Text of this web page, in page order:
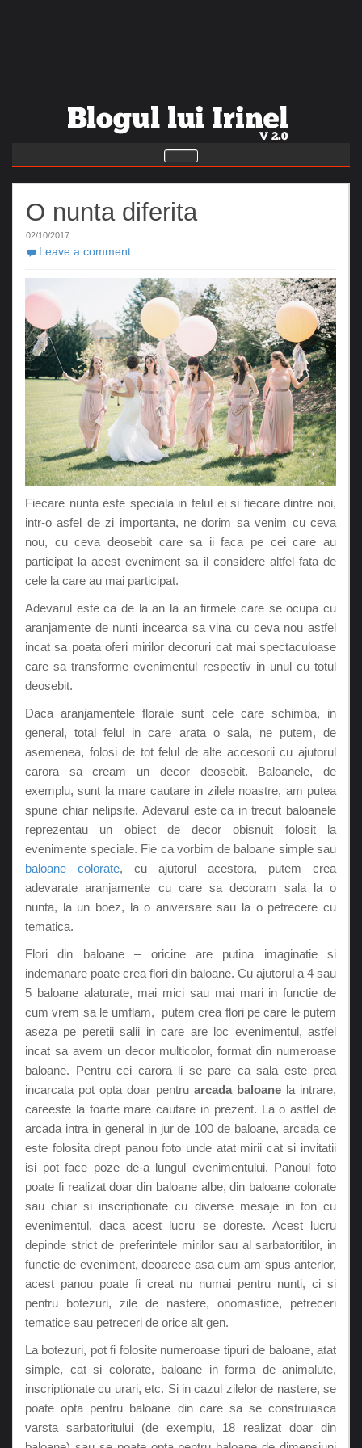
O nunta diferita
02/10/2017
Leave a comment
Fiecare nunta este speciala in felul ei si fiecare dintre noi,
intr-o asfel de zi importanta, ne dorim sa venim cu ceva
nou, cu ceva deosebit care sa ii faca pe cei care au
participat la acest eveniment sa il considere altfel fata de
cele la care au mai participat.
Adevarul este ca de la an la an firmele care se ocupa cu
aranjamente de nunti incearca sa vina cu ceva nou astfel
incat sa poata oferi mirilor decoruri cat mai spectaculoase
care sa transforme evenimentul respectiv in unul cu totul
deosebit.
Daca aranjamentele florale sunt cele care schimba, in
general, total felul in care arata o sala, ne putem, de
asemenea, folosi de tot felul de alte accesorii cu ajutorul
carora sa cream un decor deosebit. Baloanele, de
exemplu, sunt la mare cautare in zilele noastre, am putea
spune chiar nelipsite. Adevarul este ca in trecut baloanele
reprezentau un obiect de decor obisnuit folosit la
evenimente speciale. Fie ca vorbim de baloane simple sau
baloane colorate, cu ajutorul acestora, putem crea
adevarate aranjamente cu care sa decoram sala la o
nunta, la un boez, la o aniversare sau la o petrecere cu
tematica.
Flori din baloane – oricine are putina imaginatie si
indemanare poate crea flori din baloane. Cu ajutorul a 4 sau
5 baloane alaturate, mai mici sau mai mari in functie de
cum vrem sa le umflam, putem crea flori pe care le putem
aseza pe peretii salii in care are loc evenimentul, astfel
incat sa avem un decor multicolor, format din numeroase
baloane. Pentru cei carora li se pare ca sala este prea
incarcata pot opta doar pentru arcada baloane la intrare,
careeste la foarte mare cautare in prezent. La o astfel de
arcada intra in general in jur de 100 de baloane, arcada ce
este folosita drept panou foto unde atat mirii cat si invitatii
isi pot face poze de-a lungul evenimentului. Panoul foto
poate fi realizat doar din baloane albe, din baloane colorate
sau chiar si inscriptionate cu diverse mesaje in ton cu
evenimentul, daca acest lucru se doreste. Acest lucru
depinde strict de preferintele mirilor sau al sarbatoritilor, in
functie de eveniment, deoarece asa cum am spus anterior,
acest panou poate fi creat nu numai pentru nunti, ci si
pentru botezuri, zile de nastere, onomastice, petreceri
tematice sau petreceri de orice alt gen.
La botezuri, pot fi folosite numeroase tipuri de baloane, atat
simple, cat si colorate, baloane in forma de animalute,
inscriptionate cu urari, etc. Si in cazul zilelor de nastere, se
poate opta pentru baloane din care sa se construiasca
varsta sarbatoritului (de exemplu, 18 realizat doar din